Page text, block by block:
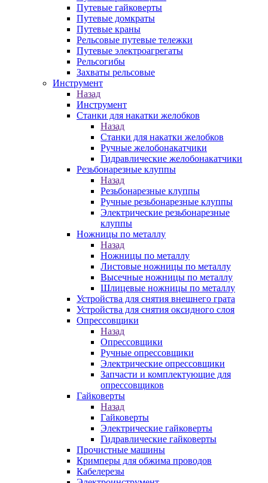
Путевые гайковерты
Путевые домкраты
Путевые краны
Рельсовые путевые тележки
Путевые электроагрегаты
Рельсогибы
Захваты рельсовые
Инструмент
Назад
Инструмент
Станки для накатки желобков
Назад
Станки для накатки желобков
Ручные желобонакатчики
Гидравлические желобонакатчики
Резьбонарезные клуппы
Назад
Резьбонарезные клуппы
Ручные резьбонарезные клуппы
Электрические резьбонарезные
клуппы
Ножницы по металлу
Назад
Ножницы по металлу
Листовые ножницы по металлу
Высечные ножницы по металлу
Шлицевые ножницы по металлу
Устройства для снятия внешнего грата
Устройства для снятия оксидного слоя
Опрессовщики
Назад
Опрессовщики
Ручные опрессовщики
Электрические опрессовщики
Запчасти и комплектующие для
опрессовщиков
Гайковерты
Назад
Гайковерты
Электрические гайковерты
Гидравлические гайковерты
Прочистные машины
Кримперы для обжима проводов
Кабелерезы